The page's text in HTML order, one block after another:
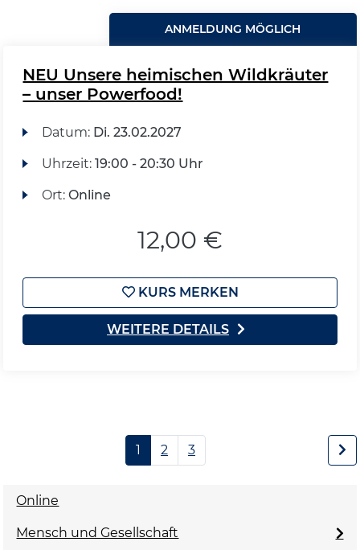
ANMELDUNG MÖGLICH
NEU Unsere heimischen Wildkräuter
– unser Powerfood!
Datum: Di. 23.02.2027
Uhrzeit: 19:00 - 20:30 Uhr
Ort: Online
12,00 €
KURS MERKEN
WEITERE DETAILS
1 2 3
Online
Mensch und Gesellschaft